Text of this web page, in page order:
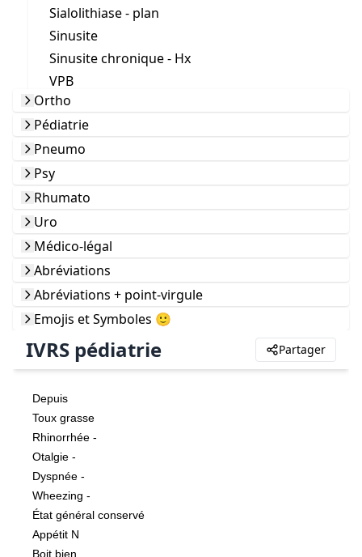
Sialolithiase - plan
Sinusite
Sinusite chronique - Hx
VPB
Ortho
Pédiatrie
Pneumo
Psy
Rhumato
Uro
Médico-légal
Abréviations
Abréviations + point-virgule
Emojis et Symboles 🙂
IVRS pédiatrie Partager
Depuis
Toux grasse
Rhinorrhée -
Otalgie -
Dyspnée -
Wheezing -
État général conservé
Appétit N
Boit bien